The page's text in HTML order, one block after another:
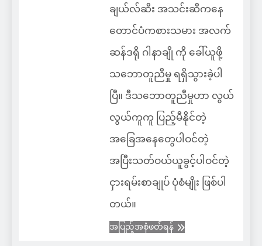
ချယ်လ်ဆီး အသင်းဆီကနေ
တောင်ပံကစားသမား အလက်
ဆန်ဒရို ဂါနာချို ကို ခေါ်ယူဖို့
သဘောတူညီမှု ရရှိသွားခဲ့ပါ
ပြီ။ ဒီသဘောတူညီမှုဟာ လွယ်
လွယ်ကူကူ ပြည့်မီနိုင်တဲ့
အခြေအနေတွေပါဝင်တဲ့
အပြီးသတ်ဝယ်ယူခွင့်ပါဝင်တဲ့
ငှားရမ်းစာချုပ် ပုံစံမျိုး ဖြစ်ပါ
တယ်။
အပြည့်အစုံဖတ်ရန်